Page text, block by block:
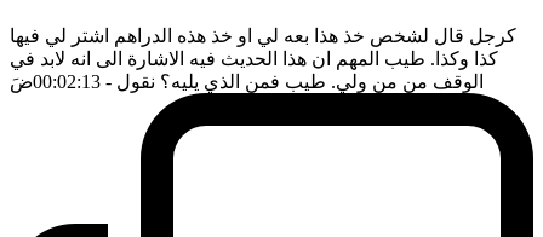
كرجل قال لشخص خذ هذا بعه لي او خذ هذه الدراهم اشتر لي فيها
كذا وكذا. طيب المهم ان هذا الحديث فيه الاشارة الى انه لابد في
الوقف من من ولي. طيب فمن الذي يليه؟ نقول - 00:02:13 ضَ